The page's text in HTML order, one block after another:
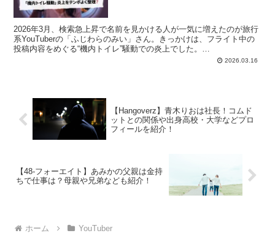
2026年3月、検索急上昇で名前を見かける人が一気に増えたのが旅行
系YouTuberの「ふじわらのみい」さん。きっかけは、フライト中の
投稿内容をめぐる“機内トイレ”騒動での炎上でした。
smartflash.jphttps://smartflash.jp/entertainment/entertainmentnews/3
2026.03.16
【Hangoverz】青木りおは社長！コムド
ットとの関係や出身高校・大学などプロ
フィールを紹介！
【48-フォーエイト】あみかの父親は金持
ちで仕事は？母親や兄弟なども紹介！
ホーム YouTuber